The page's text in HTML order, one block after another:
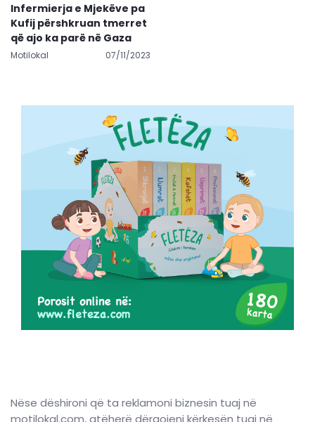
Infermierja e Mjekëve pa
Kufij përshkruan tmerret
që ajo ka parë në Gaza
Motilokal 07/11/2023
Nëse dëshironi që ta reklamoni biznesin tuaj në
motilokal.com, atëherë dërgojeni kërkesën tuaj në